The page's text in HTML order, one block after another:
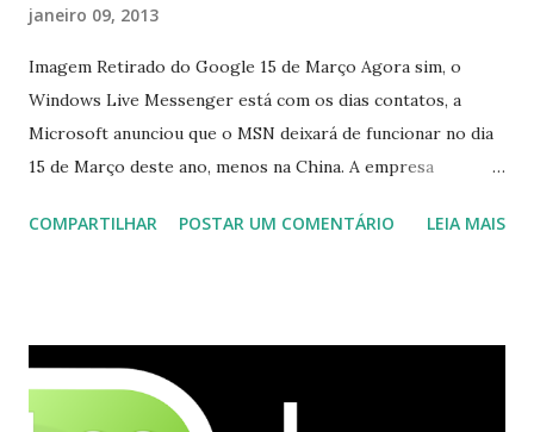
janeiro 09, 2013
Imagem Retirado do Google 15 de Março Agora sim, o
Windows Live Messenger está com os dias contatos, a
Microsoft anunciou que o MSN deixará de funcionar no dia
15 de Março deste ano, menos na China. A empresa
integrado com o serviço do MSN, segundo a empresa, os
o Windows Live (assim como muitos profissionais de TI) ,
mesmo na versão para Linux, claro, sempre existem outras
COMPARTILHAR POSTAR UM COMENTÁRIO LEIA MAIS